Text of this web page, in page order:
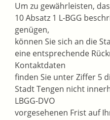
Um zu gewährleisten,
10 Absatz 1 L-BGG
genügen,
können Sie sich an die
eine entsprechende
Kontaktdaten
finden Sie unter Ziffer 5
Stadt Tengen nicht
LBGG-DVO
vorgesehenen Frist auf